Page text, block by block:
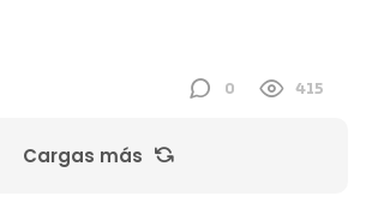
0 415
Cargas más